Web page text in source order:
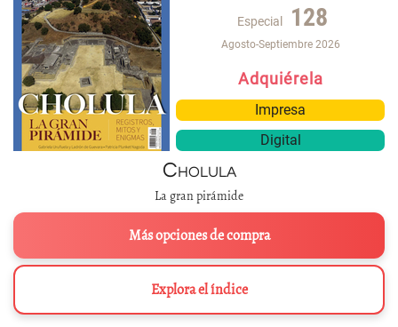
Especial 128
Agosto-Septiembre 2026
Adquiérela
Impresa
Digital
Cholula
La gran pirámide
Más opciones de compra
Explora el índice